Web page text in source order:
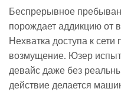
Беспрерывное
порождает аддикцию от
Нехватка доступа к сети
возмущение. Юзер
девайс даже без
действие делается